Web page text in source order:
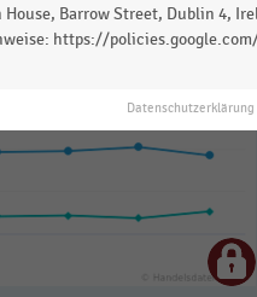
Statistiken
House, Barrow Street, Dublin 4,
https://
Datenschutzerklärung